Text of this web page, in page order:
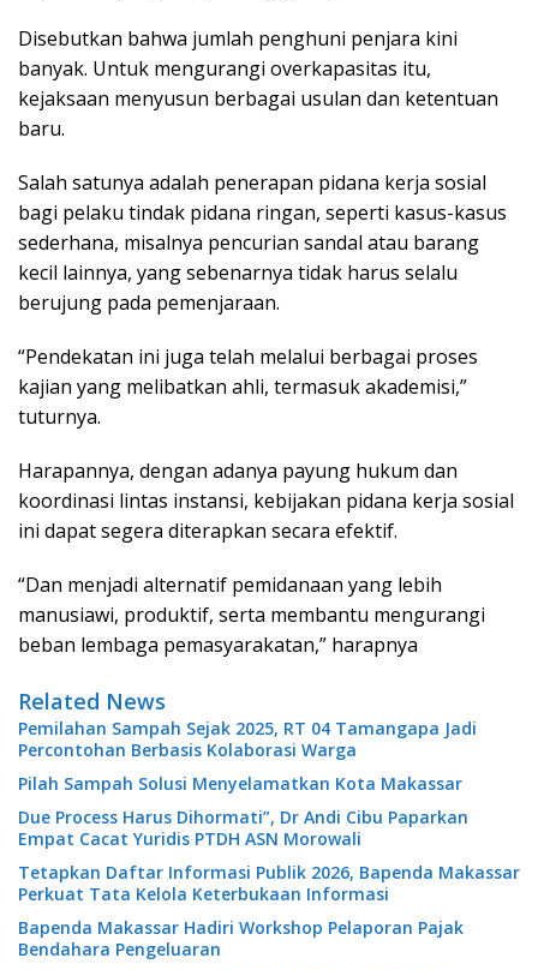
Disebutkan bahwa jumlah penghuni penjara kini
banyak. Untuk mengurangi overkapasitas itu,
kejaksaan menyusun berbagai usulan dan ketentuan
baru.
Salah satunya adalah penerapan pidana kerja sosial
bagi pelaku tindak pidana ringan, seperti kasus-kasus
sederhana, misalnya pencurian sandal atau barang
kecil lainnya, yang sebenarnya tidak harus selalu
berujung pada pemenjaraan.
“Pendekatan ini juga telah melalui berbagai proses
kajian yang melibatkan ahli, termasuk akademisi,”
tuturnya.
Harapannya, dengan adanya payung hukum dan
koordinasi lintas instansi, kebijakan pidana kerja sosial
ini dapat segera diterapkan secara efektif.
“Dan menjadi alternatif pemidanaan yang lebih
manusiawi, produktif, serta membantu mengurangi
beban lembaga pemasyarakatan,” harapnya
Related News
Pemilahan Sampah Sejak 2025, RT 04 Tamangapa Jadi
Percontohan Berbasis Kolaborasi Warga
Pilah Sampah Solusi Menyelamatkan Kota Makassar
Due Process Harus Dihormati”, Dr Andi Cibu Paparkan
Empat Cacat Yuridis PTDH ASN Morowali
Tetapkan Daftar Informasi Publik 2026, Bapenda Makassar
Perkuat Tata Kelola Keterbukaan Informasi
Bapenda Makassar Hadiri Workshop Pelaporan Pajak
Bendahara Pengeluaran